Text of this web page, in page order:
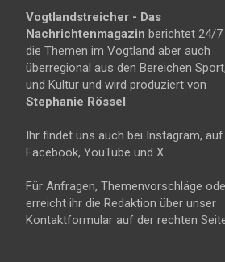
Vogtlandstreicher - Das
Nachrichtenmagazin berichtet 24/7
die Themen im Vogtland aber auch
überregional aus den Bereichen
und Kultur und wird produziert von
Stephanie Rössel.
Ihr findet uns auch bei Instagram, auf
Facebook, YouTube und X.
Für Anfragen, Themenvorschläge
erreicht ihr die Redaktion über unser
Kontaktformular auf der rechten